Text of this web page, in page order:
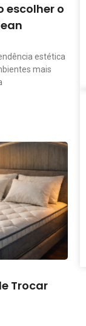
escolher o
estética
mais
Trocar